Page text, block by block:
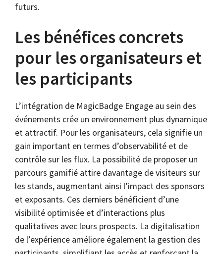
futurs.
Les bénéfices concrets
pour les organisateurs et
les participants
L’intégration de MagicBadge Engage au sein des
événements crée un environnement plus dynamique
et attractif. Pour les organisateurs, cela signifie un
gain important en termes d’observabilité et de
contrôle sur les flux. La possibilité de proposer un
parcours gamifié attire davantage de visiteurs sur
les stands, augmentant ainsi l’impact des sponsors
et exposants. Ces derniers bénéficient d’une
visibilité optimisée et d’interactions plus
qualitatives avec leurs prospects. La digitalisation
de l’expérience améliore également la gestion des